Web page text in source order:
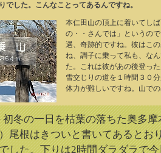
でした。こんなことってあるんですね。
本仁田山の頂上に着いてし
の・・さんでは」というの
遇、奇跡的ですね。彼はこ
ね、調子に乗って私も、な
た。これは彼があの後登っ
雪交じりの道を１時間３０
体力が難しいですね。山で
初冬の一日を枯葉の落ちた奥多
尾根はきついと書いてあるとお
した。下りは2時間ダラダラで